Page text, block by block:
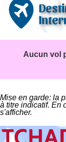
Aucun vol
Mise en garde: la
à titre indicatif. En
s'afficher.